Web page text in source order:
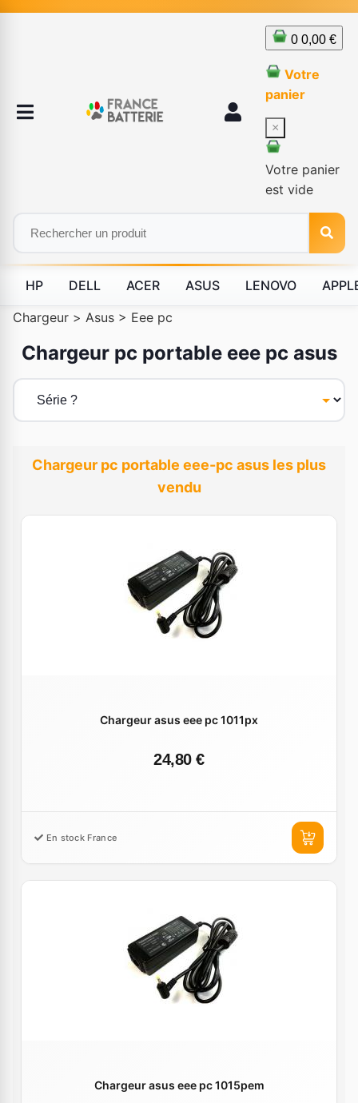
0 0,00 €
Votre
panier
×
Votre panier
est vide
HP DELL ACER ASUS LENOVO
Chargeur > Asus > Eee pc
Chargeur pc portable eee pc asus
Chargeur pc portable eee-pc asus les plus
vendu
Chargeur asus eee pc 1011px
24,80 €
En stock France
Chargeur asus eee pc 1015pem